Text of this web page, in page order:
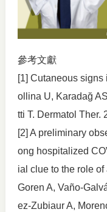
參考文獻
[1] Cutaneous signs
ollina U, Karadağ
tti T. Dermatol Ther.
[2] A preliminary
ong hospitalized
ial clue to the role
Goren A, Vaño-
ez-Zubiaur A,